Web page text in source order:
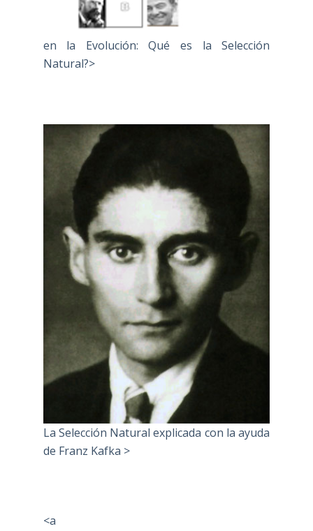
en la Evolución: Qué es la Selección
Natural?>
La Selección Natural explicada con la ayuda
de Franz Kafka >
<a